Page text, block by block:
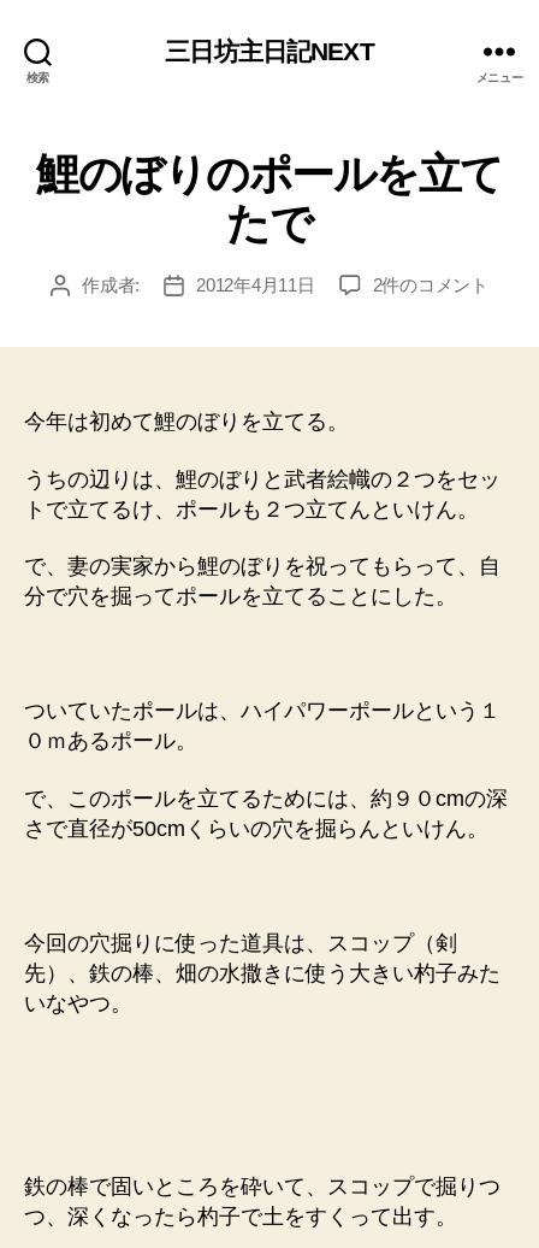
検索
三日坊主日記NEXT
メニュー
鯉のぼりのポールを立て
たで
投 作成者:
投
2012年4月11日
鯉
ル
を
立
た
で
2件のコメント
今年は初めて鯉のぼりを立てる。
うちの辺りは、鯉のぼりと武者絵幟の２つをセッ
トで立てるけ、ポールも２つ立てんといけん。
で、妻の実家から鯉のぼりを祝ってもらって、自
分で穴を掘ってポールを立てることにした。
ついていたポールは、ハイパワーポールという１
０ｍあるポール。
で、このポールを立てるためには、約９０cmの深
さで直径が50cmくらいの穴を掘らんといけん。
今回の穴掘りに使った道具は、スコップ（剣
先）、鉄の棒、畑の水撒きに使う大きい杓子みた
いなやつ。
鉄の棒で固いところを砕いて、スコップで掘りつ
つ、深くなったら杓子で土をすくって出す。